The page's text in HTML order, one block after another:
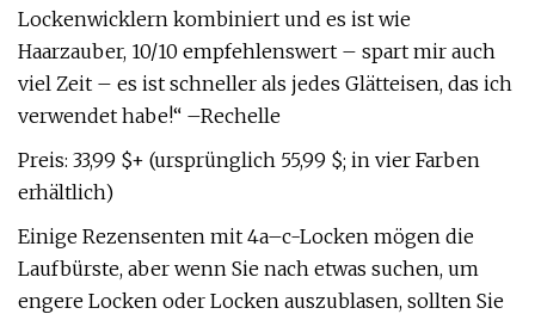
Lockenwicklern kombiniert und es ist wie
Haarzauber, 10/10 empfehlenswert – spart mir auch
viel Zeit – es ist schneller als jedes Glätteisen, das ich
verwendet habe!“ –Rechelle
Preis: 33,99 $+ (ursprünglich 55,99 $; in vier Farben
erhältlich)
Einige Rezensenten mit 4a–c-Locken mögen die
Laufbürste, aber wenn Sie nach etwas suchen, um
engere Locken oder Locken auszublasen, sollten Sie